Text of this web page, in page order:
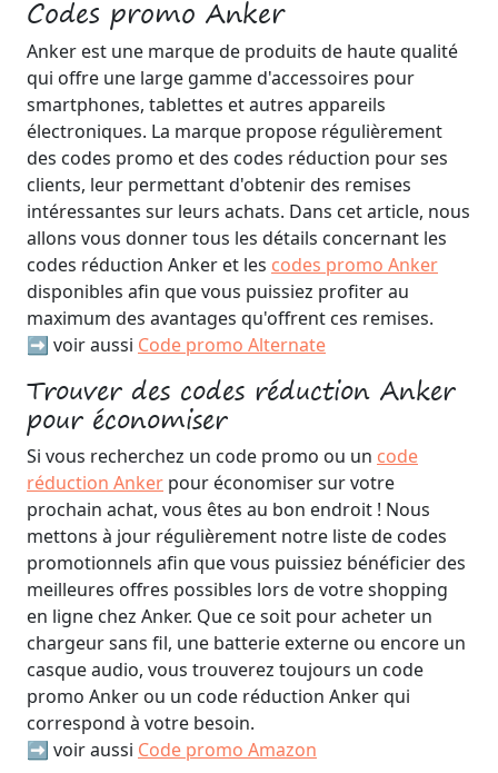
Codes promo Anker
Anker est une marque de produits de haute qualité
qui offre une large gamme d'accessoires pour
smartphones, tablettes et autres appareils
électroniques. La marque propose régulièrement
des codes promo et des codes réduction pour ses
clients, leur permettant d'obtenir des remises
intéressantes sur leurs achats. Dans cet article, nous
allons vous donner tous les détails concernant les
codes réduction Anker et les codes promo Anker
disponibles afin que vous puissiez profiter au
maximum des avantages qu'offrent ces remises.
➡️ voir aussi Code promo Alternate
Trouver des codes réduction Anker
pour économiser
Si vous recherchez un code promo ou un code
réduction Anker pour économiser sur votre
prochain achat, vous êtes au bon endroit ! Nous
mettons à jour régulièrement notre liste de codes
promotionnels afin que vous puissiez bénéficier des
meilleures offres possibles lors de votre shopping
en ligne chez Anker. Que ce soit pour acheter un
chargeur sans fil, une batterie externe ou encore un
casque audio, vous trouverez toujours un code
promo Anker ou un code réduction Anker qui
correspond à votre besoin.
➡️ voir aussi Code promo Amazon